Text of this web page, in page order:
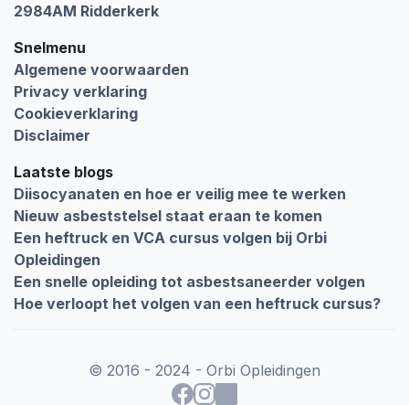
2984AM Ridderkerk
Snelmenu
Algemene voorwaarden
Privacy verklaring
Cookieverklaring
Disclaimer
Laatste blogs
Diisocyanaten en hoe er veilig mee te werken
Nieuw asbeststelsel staat eraan te komen
Een heftruck en VCA cursus volgen bij Orbi
Opleidingen
Een snelle opleiding tot asbestsaneerder volgen
Hoe verloopt het volgen van een heftruck cursus?
© 2016 - 2024 - Orbi Opleidingen